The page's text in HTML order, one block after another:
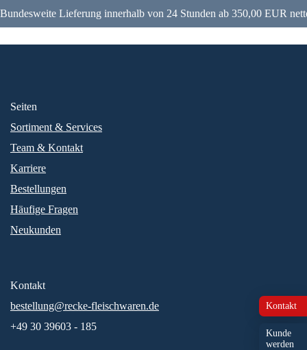
Bundesweite Lieferung innerhalb von 24 Stunden ab 350,00 EUR
Kontakt
Kunde
werden
Seiten
Sortiment & Services
Team & Kontakt
Karriere
Bestellungen
Häufige Fragen
Neukunden
Kontakt
bestellung@recke-fleischwaren.de
+49 30 39603 - 185